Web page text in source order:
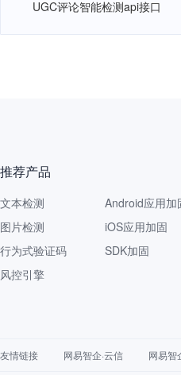
UGC评论智能检测api接口
推荐产品
文本检测
图片检测
行为式验证码
风控引擎
Android应用加
iOS应用加固
SDK加固
友情链接 网易智企·云信 网易智